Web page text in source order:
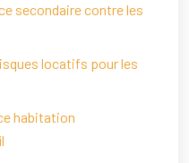
secondaire contre les
locatifs pour les
habitation